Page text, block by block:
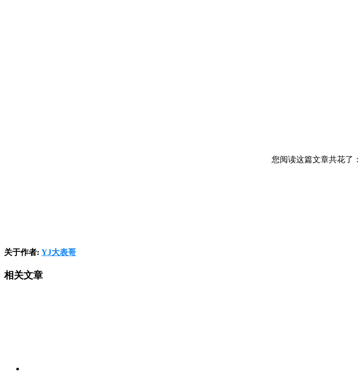
您阅读这篇文章共花了：
关于作者: YJ大表哥
相关文章